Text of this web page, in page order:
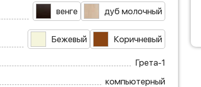
венге дуб молочный
Бежевый Коричневый
Грета-1
компьютерный